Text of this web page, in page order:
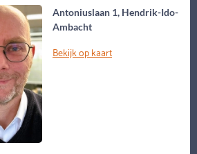
Antoniuslaan 1, Hendrik-Ido-
Ambacht
Bekijk op kaart